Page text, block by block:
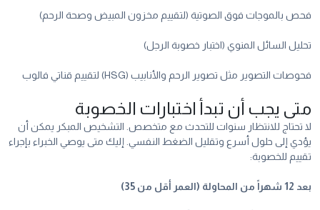
فحص بالموجات فوق الصوتية (لتقييم مخزون المبيض وصحة الرحم)
تحليل السائل المنوي (اختبار خصوبة الرجل)
فحوصات التصوير مثل تصوير الرحم والأنابيب (HSG) لتقييم قناتي فالوب
متى يجب أن تبدأ اختبارات الخصوبة
لا تحتاج للانتظار سنوات للتحدث مع متخصص. التشخيص المبكر يمكن أن
يؤدي إلى حلول أسرع وتقليل الضغط النفسي. إليك متى يوصي الخبراء بإجراء
تقييم للخصوبة:
بعد 12 شهراً من المحاولة (العمر أقل من 35)